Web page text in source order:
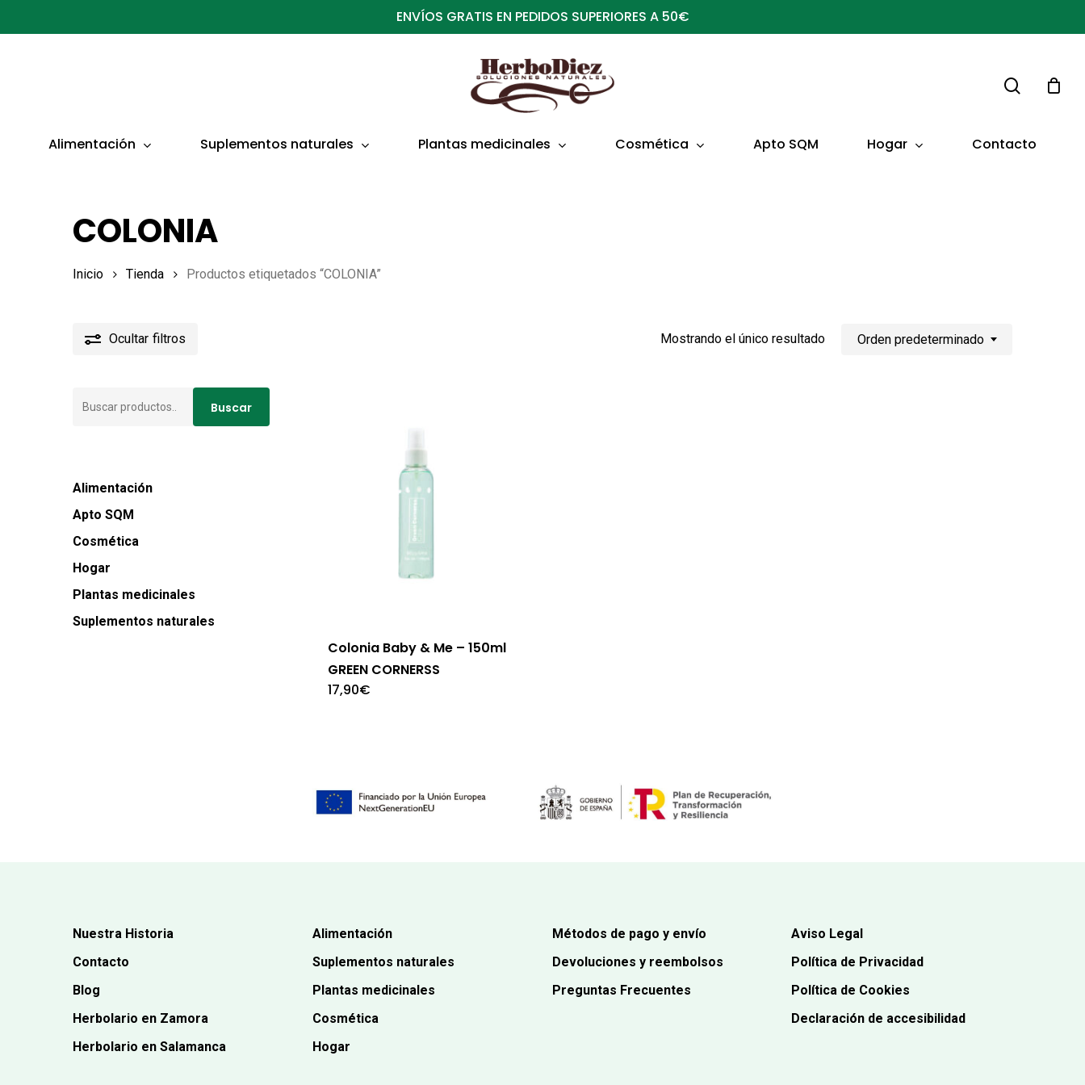
al
ENVÍOS GRATIS EN PEDIDOS SUPERIORES A 50€
Presionar ENTER para buscar o ESC para cerrar
Alimentación Suplementos naturales Plantas medicinales Cosmética Apto SQM Hogar Contacto
COLONIA
Inicio Tienda Productos etiquetados “COLONIA”
Ocultar filtros Mostrando el único resultado Orden predeterminado
Buscar
Alimentación
Apto SQM
Cosmética
Hogar
Plantas medicinales
Suplementos naturales
Colonia Baby & Me – 150ml
GREEN CORNERSS
17,90€
Nuestra Historia
Contacto
Blog
Herbolario en Zamora
Herbolario en Salamanca
Alimentación
Suplementos naturales
Plantas medicinales
Cosmética
Hogar
Métodos de pago y envío
Devoluciones y reembolsos
Preguntas Frecuentes
Aviso Legal
Política de Privacidad
Política de Cookies
Declaración de accesibilidad